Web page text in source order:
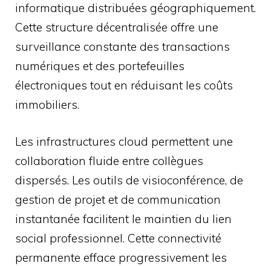
informatique distribuées géographiquement.
Cette structure décentralisée offre une
surveillance constante des transactions
numériques et des portefeuilles
électroniques tout en réduisant les coûts
immobiliers.
Les infrastructures cloud permettent une
collaboration fluide entre collègues
dispersés. Les outils de visioconférence, de
gestion de projet et de communication
instantanée facilitent le maintien du lien
social professionnel. Cette connectivité
permanente efface progressivement les